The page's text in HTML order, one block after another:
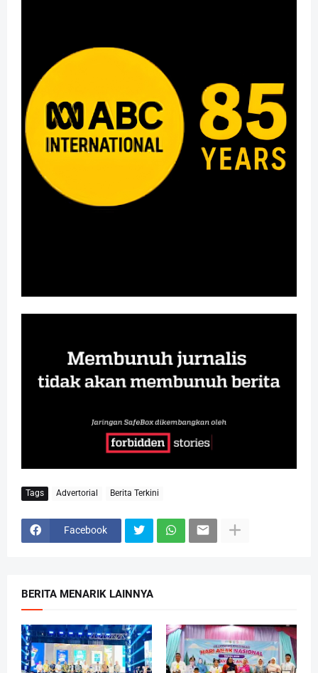
Tags Advertorial Berita Terkini
Facebook
BERITA MENARIK LAINNYA